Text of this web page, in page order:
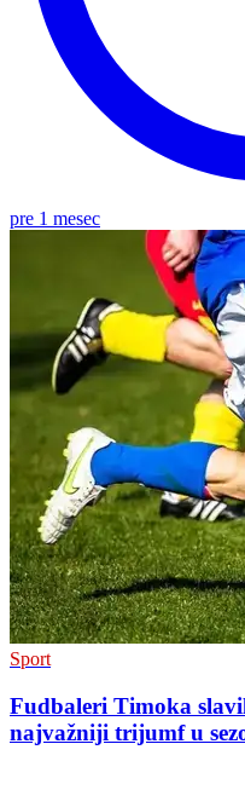
pre 1 mesec
Sport
Fudbaleri Timoka
najvažniji trijumf u